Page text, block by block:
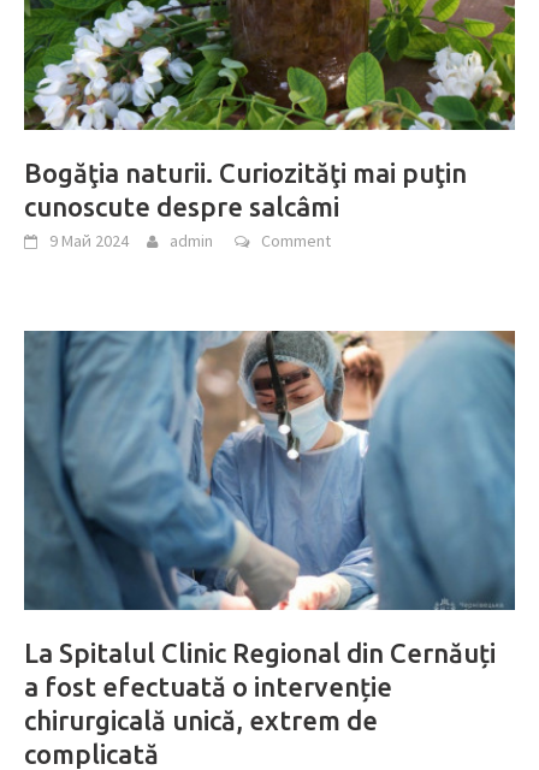
Bogăţia naturii. Curiozităţi mai puţin
cunoscute despre salcâmi
9 Май 2024 admin Comment
La Spitalul Clinic Regional din Cernăuți
a fost efectuată o intervenție
chirurgicală unică, extrem de
complicată